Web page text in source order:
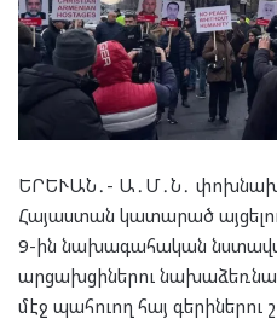
ԵՐԵՒԱՆ․- Ա․Մ․Ն․
Հայաստան կատարած
9-ին նախագահական
արցախցիներու
մէջ պահուող հայ